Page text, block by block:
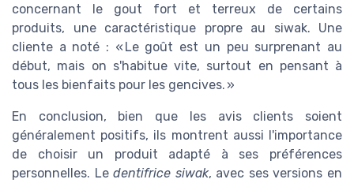
concernant le gout fort et terreux de certains
produits, une caractéristique propre au siwak. Une
cliente a noté : « Le goût est un peu surprenant au
début, mais on s'habitue vite, surtout en pensant à
tous les bienfaits pour les gencives. »
En conclusion, bien que les avis clients soient
généralement positifs, ils montrent aussi l'importance
de choisir un produit adapté à ses préférences
personnelles. Ledentifrice siwak, avec ses versions en